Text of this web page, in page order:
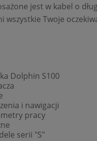
jest w kabel o
wszystkie Twoje
Dolphin S100
i nawigacji
pracy
serii "S"